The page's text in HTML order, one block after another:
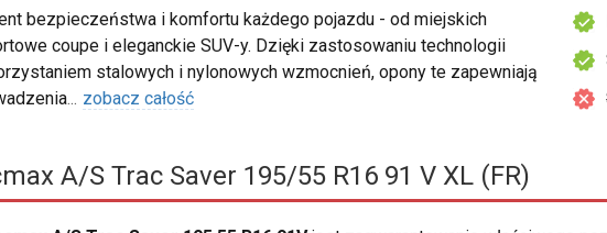
bezpieczeństwa i komfortu każdego pojazdu - od miejskich
coupe i eleganckie SUV-y. Dzięki zastosowaniu technologii
stalowych i nylonowych wzmocnień, opony te zapewniają
... zobacz całość
A/S Trac Saver 195/55 R16 91 V XL (FR)